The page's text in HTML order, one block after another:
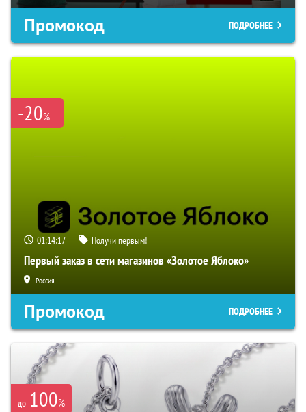
Промокод ПОДРОБНЕЕ
-20%
01:14:16 Получи первым!
Первый заказ в сети магазинов «Золотое Яблоко»
Россия
Промокод ПОДРОБНЕЕ
до 100%